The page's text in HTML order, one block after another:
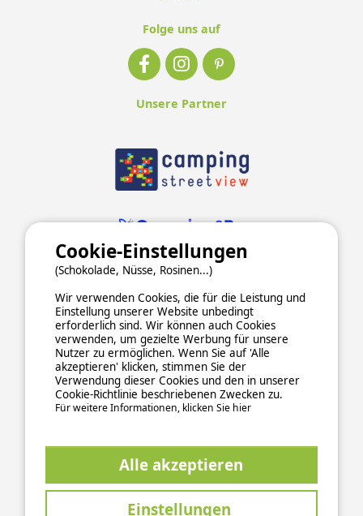
Folge uns auf
Unsere Partner
ALLGEMEINE NUTZUNGSBEDINGUNGEN
DATENSCHUTZERKLÄRUNGCOOKIESIMPRESSUM
Sichere und zuverlässige Zahlungsabwicklung
Cookie-Einstellungen
(Schokolade, Nüsse, Rosinen...)
Wir verwenden Cookies, die für die Leistung und
Einstellung unserer Website unbedingt
erforderlich sind. Wir können auch Cookies
verwenden, um gezielte Werbung für unsere
Nutzer zu ermöglichen. Wenn Sie auf 'Alle
akzeptieren' klicken, stimmen Sie der
Verwendung dieser Cookies und den in unserer
Cookie-Richtlinie beschriebenen Zwecken zu.
Für weitere Informationen, klicken Sie hier
Alle akzeptieren
Einstellungen